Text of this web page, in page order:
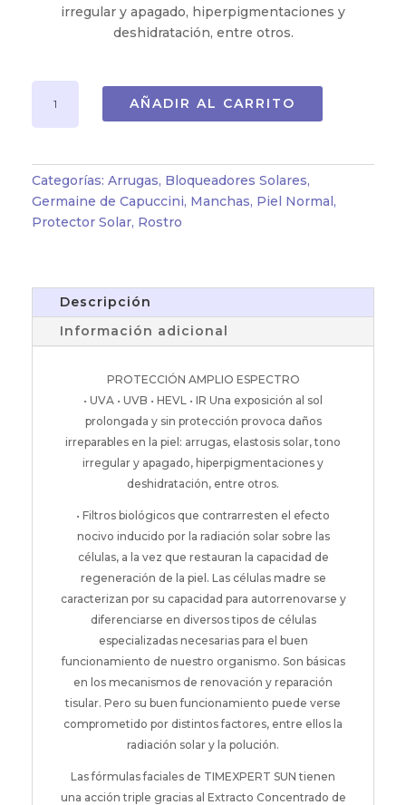
irregular y apagado, hiperpigmentaciones y
deshidratación, entre otros.
PROTECTOR
ANTIEDAD
COLOR‐
SPF
(50
AÑADIR AL CARRITO
Categorías: Arrugas, Bloqueadores Solares,
Germaine de Capuccini, Manchas, Piel Normal,
Protector Solar, Rostro
Descripción
Información adicional
PROTECCIÓN AMPLIO ESPECTRO
• UVA • UVB • HEVL • IR Una exposición al sol
prolongada y sin protección provoca daños
irreparables en la piel: arrugas, elastosis solar, tono
irregular y apagado, hiperpigmentaciones y
deshidratación, entre otros.
• Filtros biológicos que contrarresten el efecto
nocivo inducido por la radiación solar sobre las
células, a la vez que restauran la capacidad de
regeneración de la piel. Las células madre se
caracterizan por su capacidad para autorrenovarse y
diferenciarse en diversos tipos de células
especializadas necesarias para el buen
funcionamiento de nuestro organismo. Son básicas
en los mecanismos de renovación y reparación
tisular. Pero su buen funcionamiento puede verse
comprometido por distintos factores, entre ellos la
radiación solar y la polución.
Las fórmulas faciales de TIMEXPERT SUN tienen
una acción triple gracias al Extracto Concentrado de